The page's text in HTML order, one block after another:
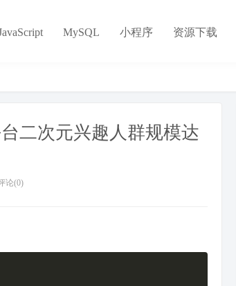
MySQL 小程序 资源下载
二次元兴趣人群规模达
论(0)